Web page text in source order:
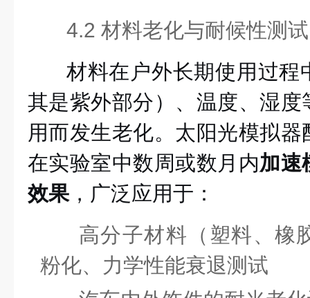
4.2 材料老化与耐候性测试
材料在户外长期使用过程
其是紫外部分）、温度、湿
用而发生老化。太阳光模拟
在实验室中数周或数月内加速
效果 ，广泛应用于：
高分子材料（塑料、橡
粉化、力学性能衰退测试